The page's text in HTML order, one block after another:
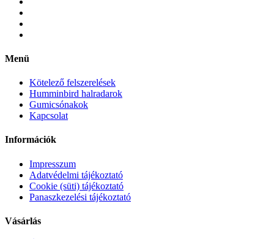
Menü
Kötelező felszerelések
Humminbird halradarok
Gumicsónakok
Kapcsolat
Információk
Impresszum
Adatvédelmi tájékoztató
Cookie (süti) tájékoztató
Panaszkezelési tájékoztató
Vásárlás